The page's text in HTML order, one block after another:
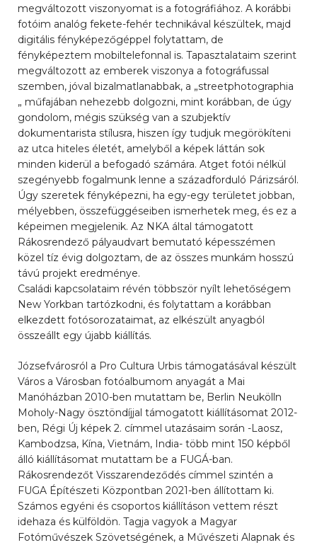
megváltozott viszonyomat is a fotográfiához. A korábbi
fotóim analóg fekete-fehér technikával készültek, majd
digitális fényképezőgéppel folytattam, de
fényképeztem mobiltelefonnal is. Tapasztalataim szerint
megváltozott az emberek viszonya a fotográfussal
szemben, jóval bizalmatlanabbak, a „streetphotographia
„ műfajában nehezebb dolgozni, mint korábban, de úgy
gondolom, mégis szükség van a szubjektív
dokumentarista stílusra, hiszen így tudjuk megörökíteni
az utca hiteles életét, amelyből a képek láttán sok
minden kiderül a befogadó számára. Atget fotói nélkül
szegényebb fogalmunk lenne a századforduló Párizsáról.
Úgy szeretek fényképezni, ha egy-egy területet jobban,
mélyebben, összefüggéseiben ismerhetek meg, és ez a
képeimen megjelenik. Az NKA által támogatott
Rákosrendező pályaudvart bemutató képesszémen
közel tíz évig dolgoztam, de az összes munkám hosszú
távú projekt eredménye.
Családi kapcsolataim révén többször nyílt lehetőségem
New Yorkban tartózkodni, és folytattam a korábban
elkezdett fotósorozataimat, az elkészült anyagból
összeállt egy újabb kiállítás.
Józsefvárosról a Pro Cultura Urbis támogatásával készült
Város a Városban fotóalbumom anyagát a Mai
Manóházban 2010-ben mutattam be, Berlin Neukölln
Moholy-Nagy ösztöndíjjal támogatott kiállításomat 2012-
ben, Régi Új képek 2. címmel utazásaim során -Laosz,
Kambodzsa, Kína, Vietnám, India- több mint 150 képből
álló kiállításomat mutattam be a FUGÁ-ban.
Rákosrendezőt Visszarendeződés címmel szintén a
FUGA Építészeti Központban 2021-ben állítottam ki.
Számos egyéni és csoportos kiállításon vettem részt
idehaza és külföldön. Tagja vagyok a Magyar
Fotóművészek Szövetségének, a Művészeti Alapnak és